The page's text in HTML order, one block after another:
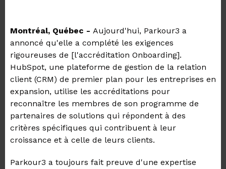
Montréal, Québec - Aujourd'hui, Parkour3 a
annoncé qu'elle a complété les exigences
rigoureuses de [l'accréditation Onboarding].
HubSpot, une plateforme de gestion de la relation
client (CRM) de premier plan pour les entreprises en
expansion, utilise les accréditations pour
reconnaître les membres de son programme de
partenaires de solutions qui répondent à des
critères spécifiques qui contribuent à leur
croissance et à celle de leurs clients.
Parkour3 a toujours fait preuve d'une expertise